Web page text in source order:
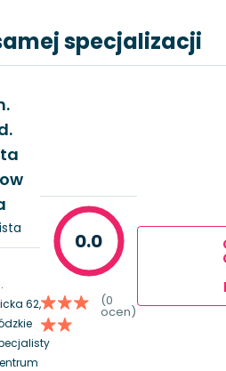
specjalizacji
62,
0.0
(0
ocen)